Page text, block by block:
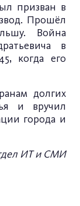
призван в
Прошёл
Война
в
когда его
долгих
и вручил
города и
ИТ и СМИ